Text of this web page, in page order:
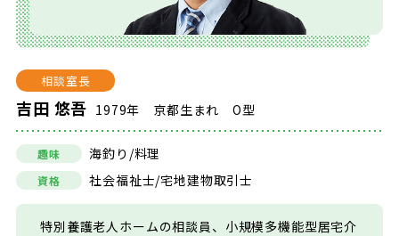
相談室長
吉田 悠吾 1979年 京都生まれ O型
趣味 海釣り/料理
資格 社会福祉士/宅地建物取引士
特別養護老人ホームの相談員、小規模多機能型居宅介